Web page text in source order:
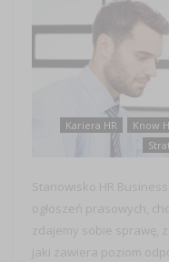
Kariera HR Know
Stanowisko HR
ogłoszeń prasowych,
zdajemy sobie sprawę, z
jaki zawiera poziom